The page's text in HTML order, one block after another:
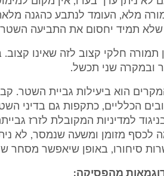
מלא, העומד לנתבע כהגנה
שלא תמיד יחסום את התביעה
תמורה חלקי קצוב לזה שאינו
ובמקרה שני תכשל.
הוא ביעילות גביית השטר.
הכלליים, כתקפות גם בדיני
למדיניות המקובלת לזרז
לכסף מזומן ומשעה שנמסר, לא
סיחורו, באופן שיאפשר מסחר